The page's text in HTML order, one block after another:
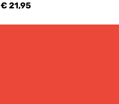
€ 21,95